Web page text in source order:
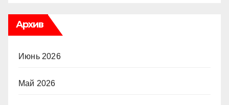
Архив
Июнь 2026
Май 2026